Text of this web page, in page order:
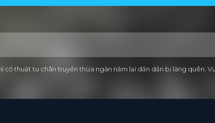
thuật tu chân truyền thừa ngàn năm lại dần dần bị lãng quên.